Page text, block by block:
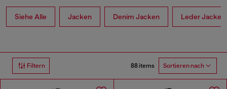
Siehe Alle Jacken Denim Jacken Leder Jacken
Filtern 88 items Sortieren nach